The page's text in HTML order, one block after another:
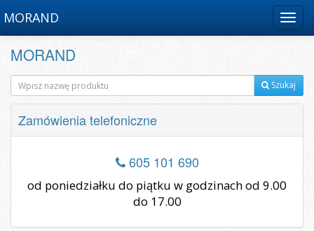
Menu
MORAND
MORAND
Szukaj
Zamówienia telefoniczne
605 101 690
od poniedziałku do piątku w godzinach od 9.00
do 17.00